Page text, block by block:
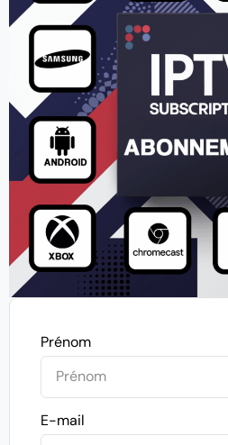
Prénom
E-mail